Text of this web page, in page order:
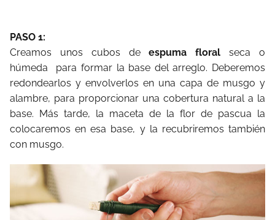
PASO 1:
Creamos unos cubos deespuma floral seca o
húmeda para formar la base del arreglo. Deberemos
redondearlos y envolverlos en una capa de musgo y
alambre, para proporcionar una cobertura natural a la
base. Más tarde, la maceta de la flor de pascua la
colocaremos en esa base, y la recubriremos también
con musgo.